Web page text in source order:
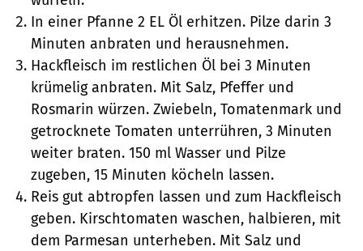
In einer Pfanne 2 EL Öl erhitzen. Pilze darin 3
Minuten anbraten und herausnehmen.
Hackfleisch im restlichen Öl bei 3 Minuten
krümelig anbraten. Mit Salz, Pfeffer und
Rosmarin würzen. Zwiebeln, Tomatenmark und
getrocknete Tomaten unterrühren, 3 Minuten
weiter braten. 150 ml Wasser und Pilze
zugeben, 15 Minuten köcheln lassen.
Reis gut abtropfen lassen und zum Hackfleisch
geben. Kirschtomaten waschen, halbieren, mit
dem Parmesan unterheben. Mit Salz und